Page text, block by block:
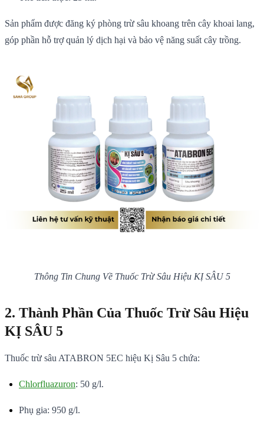
Sản phẩm được đăng ký phòng trừ sâu khoang trên cây khoai lang,
góp phần hỗ trợ quản lý dịch hại và bảo vệ năng suất cây trồng.
Thông Tin Chung Về Thuốc Trừ Sâu Hiệu KỊ SÂU 5
2. Thành Phần Của Thuốc Trừ Sâu Hiệu
KỊ SÂU 5
Thuốc trừ sâu ATABRON 5EC hiệu Kị Sâu 5 chứa:
Chlorfluazuron: 50 g/l.
Phụ gia: 950 g/l.